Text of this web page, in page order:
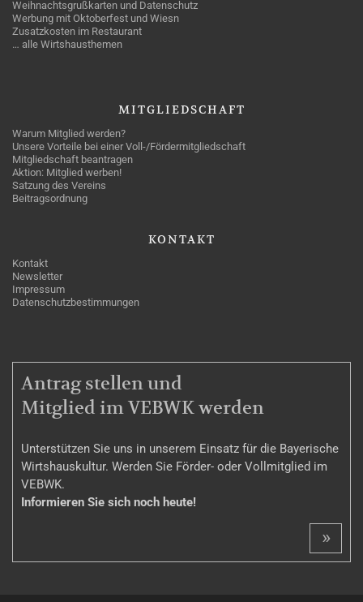
Weihnachtsgrußkarten und Datenschutz
Werbung mit Oktoberfest und Wiesn
Zusatzkosten im Restaurant
… alle Wirtshausthemen
MITGLIEDSCHAFT
Warum Mitglied werden?
Unsere Vorteile bei einer Voll-/Fördermitgliedschaft
Mitgliedschaft beantragen
Aktion: Mitglied werben!
Satzung des Vereins
Beitragsordnung
KONTAKT
Kontakt
Newsletter
Impressum
Datenschutzbestimmungen
MITGLIEDSCHAFT
Antrag stellen und
Mitglied im VEBWK werden
Unterstützen Sie uns in unserem Einsatz für die Bayerische
Wirtshauskultur. Werden Sie Förder- oder Vollmitglied im
VEBWK.
Informieren Sie sich noch heute!
»